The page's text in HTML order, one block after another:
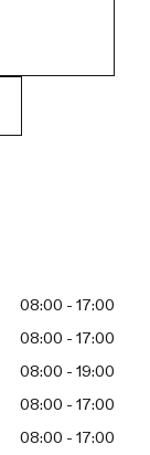
08:00 - 17:00
08:00 - 17:00
08:00 - 19:00
08:00 - 17:00
08:00 - 17:00